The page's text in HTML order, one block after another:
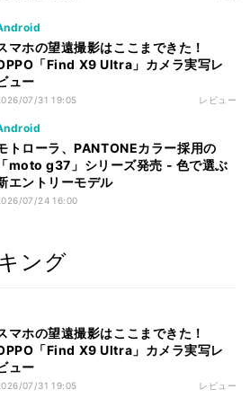
マホの望遠撮影はここまできた！
「Find X9 Ultra」カメラ実写レ
ュー
07/31 19:05 レビュー
トローラ、PANTONEカラー採用の
「moto g37」シリーズ発売 - 色で選ぶ
エントリーモデル
07/24 16:00
ング
マホの望遠撮影はここまできた！
「Find X9 Ultra」カメラ実写レ
ュー
07/31 19:05 レビュー